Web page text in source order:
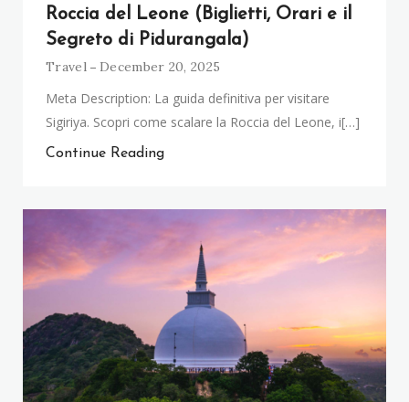
Roccia del Leone (Biglietti, Orari e il
Segreto di Pidurangala)
Travel December 20, 2025
Meta Description: La guida definitiva per visitare
Sigiriya. Scopri come scalare la Roccia del Leone, i[…]
Continue Reading